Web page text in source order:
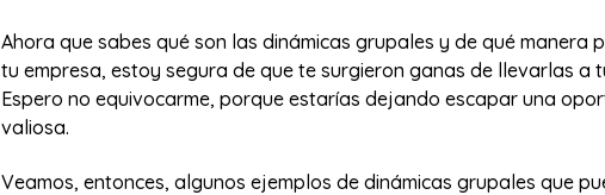
Ahora que sabes qué son las dinámicas grupales y de qué manera
tu empresa, estoy segura de que te surgieron ganas de llevarlas a
Espero no equivocarme, porque estarías dejando escapar una
valiosa.
Veamos, entonces, algunos ejemplos de dinámicas grupales que